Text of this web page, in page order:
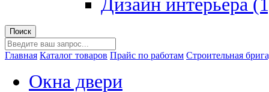
Главная Каталог товаров Прайс по работам Строительная
Окна двери